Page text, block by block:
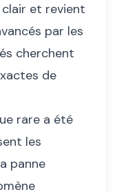
clair et revient
par les
cherchent
de
rare a été
les
panne